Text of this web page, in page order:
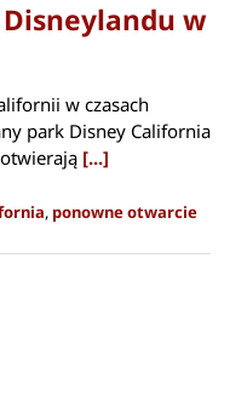
w
w czasach
park Disney California
[...]
, ponowne otwarcie